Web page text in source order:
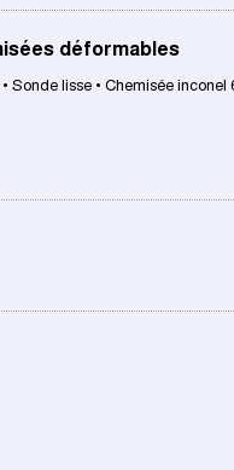
déformables
Sonde lisse • Chemisée inconel